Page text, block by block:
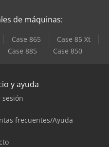
de máquinas:
Case 865
Case 85 Xt
Case 885 Case 850
y ayuda
sesión
frecuentes/Ayuda